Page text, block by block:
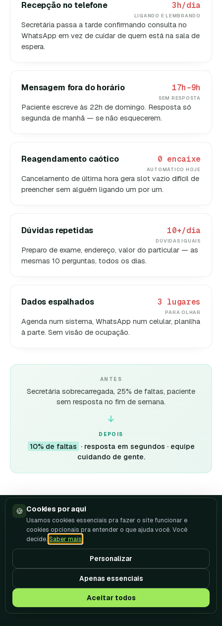
Recepção no telefone 3h/dia
LIGANDO E LEMBRANDO
Secretária passa a tarde confirmando consulta no
WhatsApp em vez de cuidar de quem está na sala de
espera.
Mensagem fora do horário 17h–9h
SEM RESPOSTA
Paciente escreve às 22h de domingo. Resposta só
segunda de manhã — se não esquecerem.
Reagendamento caótico 0 encaixe
AUTOMÁTICO HOJE
Cancelamento de última hora gera slot vazio difícil de
preencher sem alguém ligando um por um.
Dúvidas repetidas 10+/dia
DÚVIDAS IGUAIS
Preparo de exame, endereço, valor do particular — as
mesmas 10 perguntas, todos os dias.
Dados espalhados 3 lugares
PARA OLHAR
Agenda num sistema, WhatsApp num celular, planilha
à parte. Sem visão de ocupação.
ANTES
Secretária sobrecarregada, 25% de faltas, paciente
sem resposta no fim de semana.
DEPOIS
10% de faltas · resposta em segundos · equipe
cuidando de gente.
COMO FUNCIONA
Três passos para uma
Sem instalar nada. Sem mudar de sistema. Conecta o
WhatsApp e em horas a IA está conversando com seus
🍪 Cookies por aqui
Usamos cookies essenciais pra fazer o site funcionar e
cookies opcionais pra entender o que ajuda você. Você
decide. Saber mais
Personalizar
Apenas essenciais
Aceitar todos